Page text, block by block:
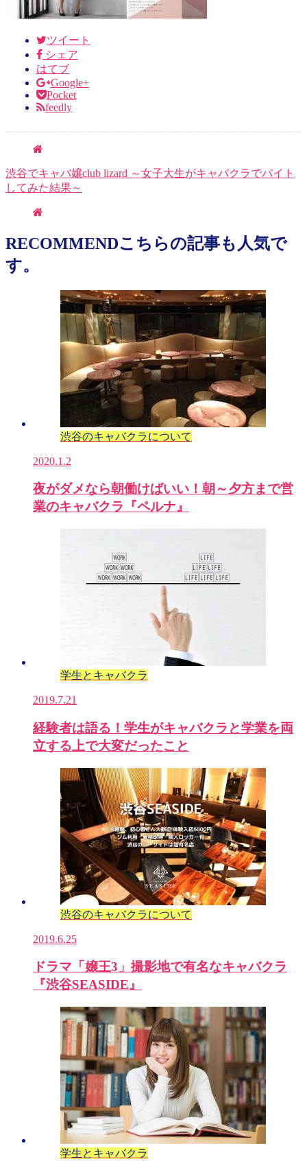
ツイート
シェア
はてブ
Google+
Pocket
feedly
渋谷でキャバ嬢club lizard ～女子大生がキャバクラでバイト
してみた結果～
RECOMMENDこちらの記事も人気で
す。
渋谷のキャバクラについて
2020.1.2
夜がダメなら朝働けばいい！朝～夕方まで営
業のキャバクラ『ペルナ』
学生とキャバクラ
2019.7.21
経験者は語る！学生がキャバクラと学業を両
立する上で大変だったこと
渋谷のキャバクラについて
2019.6.25
ドラマ「嬢王3」撮影地で有名なキャバクラ
『渋谷SEASIDE』
学生とキャバクラ